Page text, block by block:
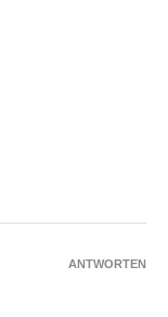
ANTWORTEN